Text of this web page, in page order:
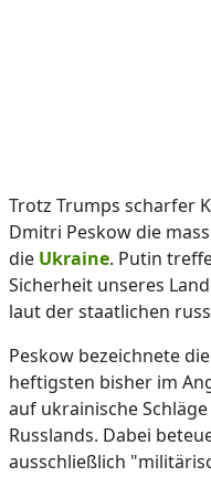
Trotz Trumps scharfer
Dmitri Peskow die
die Ukraine. Putin
Sicherheit unseres
laut der staatlichen
Peskow bezeichnete
heftigsten bisher im
auf ukrainische
Russlands. Dabei
ausschließlich